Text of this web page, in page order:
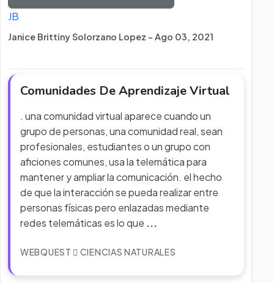
JB
Janice Brittiny Solorzano Lopez - Ago 03, 2021
Comunidades De Aprendizaje Virtual
. una comunidad virtual aparece cuando un
grupo de personas, una comunidad real, sean
profesionales, estudiantes o un grupo con
aficiones comunes, usa la telemática para
mantener y ampliar la comunicación. el hecho
de que la interacción se pueda realizar entre
personas físicas pero enlazadas mediante
redes telemáticas es lo que ...
WEBQUEST CIENCIAS NATURALES